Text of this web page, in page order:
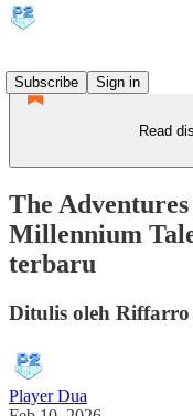
Subscribe
Sign in
Read
The
Millennium
terbaru
Ditulis oleh
Player Dua